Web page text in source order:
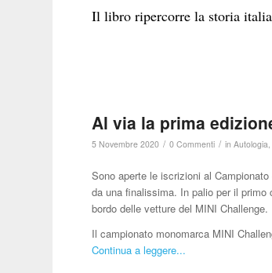
Il libro ripercorre la storia
Al via la prima
5 Novembre 2020 / 0 Commenti / inAutologia
Sono aperte le iscrizioni al
da una finalissima. In palio per il primo
bordo delle vetture del MINI Challenge.
Il campionato monomarca MINI
Continua a leggere...